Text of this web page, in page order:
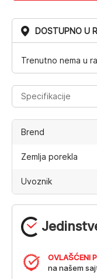
DOSTUPNO U
Trenutno nema u
OVLAŠĆENI
na našem
Specifikacije
Brend
Zemlja porekla
Uvoznik